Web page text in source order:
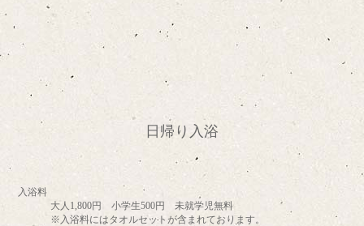
日帰り入浴
入浴料
大人1,800円 小学生500円 未就学児無料
※入浴料にはタオルセットが含まれております。